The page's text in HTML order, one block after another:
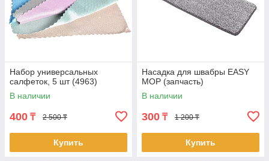
Набор универсальных
салфеток, 5 шт (4963)
В наличии
400 ₸ 2 500 ₸
Купить
Насадка для швабры EASY
MOP (запчасть)
В наличии
300 ₸ 1 200 ₸
Купить